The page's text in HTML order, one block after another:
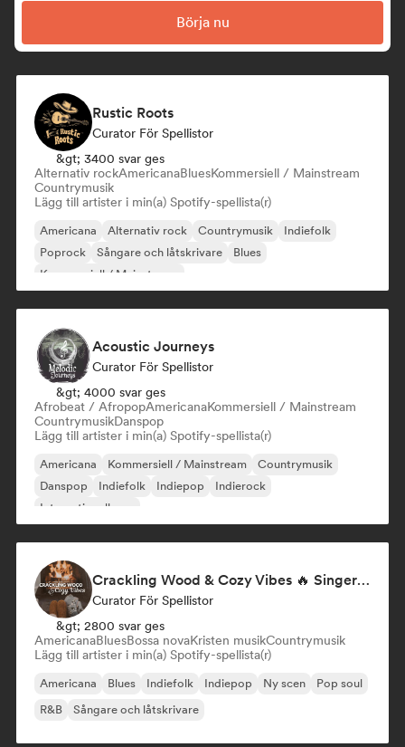
Börja nu
Rustic Roots
Curator För Spellistor
&gt; 3400 svar ges
Alternativ rockAmericanaBluesKommersiell / Mainstream
Countrymusik
Lägg till artister i min(a) Spotify-spellista(r)
Americana Alternativ rock Countrymusik
Indiefolk
Poprock
Sångare och låtskrivare
Blues
Kommersiell / Mainstream
Acoustic Journeys
Curator För Spellistor
&gt; 4000 svar ges
Afrobeat / AfropopAmericanaKommersiell / Mainstream
CountrymusikDanspop
Lägg till artister i min(a) Spotify-spellista(r)
Americana Kommersiell / Mainstream
Countrymusik
Danspop
Indiefolk Indiepop
Indierock
Internationell pop
Crackling Wood & Cozy Vibes 🔥 Singer-Songwriter, Dream Pop & Bedroom Pop
Curator För Spellistor
&gt; 2800 svar ges
AmericanaBluesBossa novaKristen musikCountrymusik
Lägg till artister i min(a) Spotify-spellista(r)
Americana Blues Indiefolk Indiepop Ny scen
Pop soul
R&B
Sångare och låtskrivare